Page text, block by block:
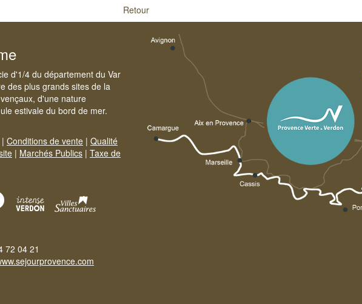
Retour
d'1/4 du département du Var
des plus grands sites de la
d'une nature
estivale du bord de mer.
| Conditions de vente | Qualité
| Marchés Publics | Taxe de
72 04 21